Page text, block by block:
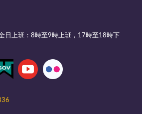
日上班：8時至9時上班，17時至18時下